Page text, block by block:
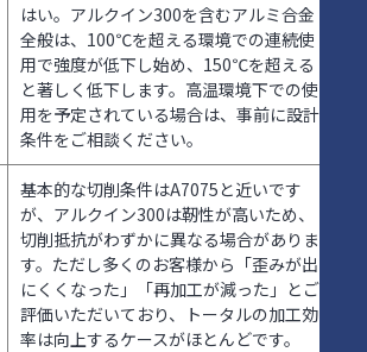
はい。アルクイン300を含むアルミ合金
全般は、100℃を超える環境での連続使
用で強度が低下し始め、150℃を超える
と著しく低下します。高温環境下での使
用を予定されている場合は、事前に設計
条件をご相談ください。
基本的な切削条件はA7075と近いです
が、アルクイン300は靭性が高いため、
切削抵抗がわずかに異なる場合がありま
す。ただし多くのお客様から「歪みが出
にくくなった」「再加工が減った」とご
評価いただいており、トータルの加工効
率は向上するケースがほとんどです。